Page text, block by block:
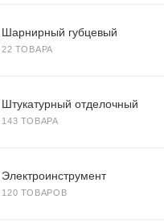
Шарнирный губцевый
22 ТОВАРА
Штукатурный отделочный
143 ТОВАРА
Электроинструмент
120 ТОВАРОВ